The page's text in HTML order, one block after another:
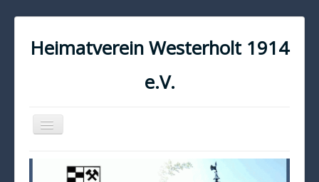
Heimatverein Westerholt 1914
e.V.
Navigation
an/aus